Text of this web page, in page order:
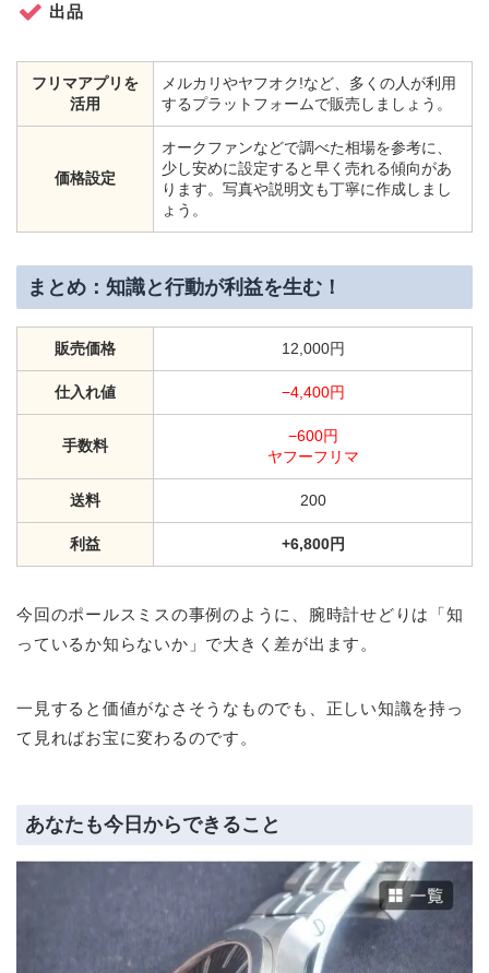
出品
フリマアプリを
活用
メルカリやヤフオク!など、多くの人が利用
するプラットフォームで販売しましょう。
価格設定
オークファンなどで調べた相場を参考に、
少し安めに設定すると早く売れる傾向があ
ります。写真や説明文も丁寧に作成しまし
ょう。
まとめ：知識と行動が利益を生む！
販売価格 12,000円
仕入れ値 −4,400円
手数料
−600円
ヤフーフリマ
送料 200
利益 +6,800円
今回のポールスミスの事例のように、腕時計せどりは「知
っているか知らないか」で大きく差が出ます。
一見すると価値がなさそうなものでも、正しい知識を持っ
て見ればお宝に変わるのです。
あなたも今日からできること